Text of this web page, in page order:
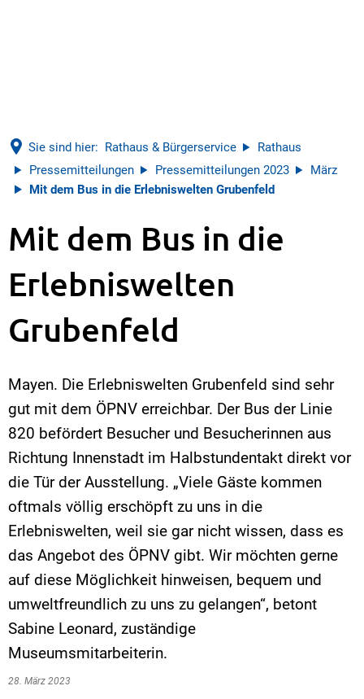
Sie sind hier: Rathaus & Bürgerservice
Rathaus
Pressemitteilungen
Pressemitteilungen 2023
März
Mit dem Bus in die Erlebniswelten Grubenfeld
Mit dem Bus in die
Erlebniswelten
Grubenfeld
Mayen. Die Erlebniswelten Grubenfeld sind sehr
gut mit dem ÖPNV erreichbar. Der Bus der Linie
820 befördert Besucher und Besucherinnen aus
Richtung Innenstadt im Halbstundentakt direkt vor
die Tür der Ausstellung. „Viele Gäste kommen
oftmals völlig erschöpft zu uns in die
Erlebniswelten, weil sie gar nicht wissen, dass es
das Angebot des ÖPNV gibt. Wir möchten gerne
auf diese Möglichkeit hinweisen, bequem und
umweltfreundlich zu uns zu gelangen“, betont
Sabine Leonard, zuständige
Museumsmitarbeiterin.
28. März 2023